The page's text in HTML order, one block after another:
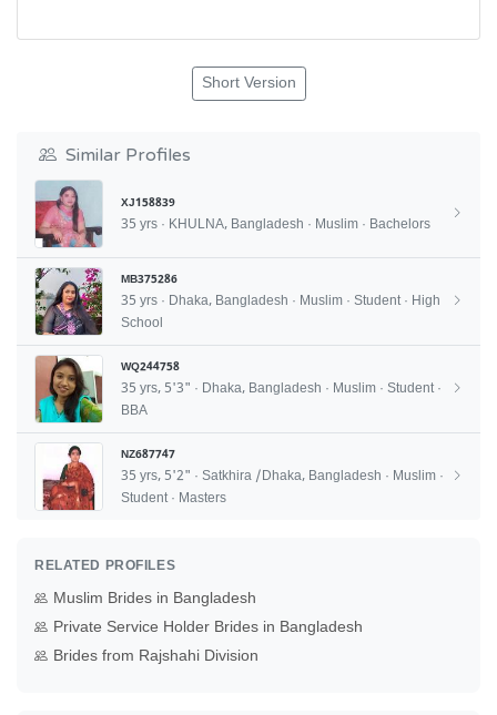
Short Version
Similar Profiles
XJ158839
35 yrs · KHULNA, Bangladesh · Muslim · Bachelors
MB375286
35 yrs · Dhaka, Bangladesh · Muslim · Student · High
School
WQ244758
35 yrs, 5'3" · Dhaka, Bangladesh · Muslim · Student ·
BBA
NZ687747
35 yrs, 5'2" · Satkhira /Dhaka, Bangladesh · Muslim ·
Student · Masters
RELATED PROFILES
Muslim Brides in Bangladesh
Private Service Holder Brides in Bangladesh
Brides from Rajshahi Division